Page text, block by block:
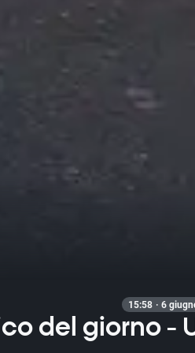
15:58 · 6
del giorno -